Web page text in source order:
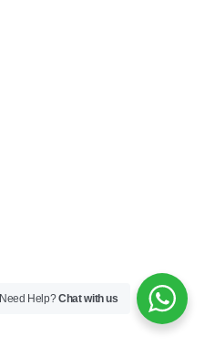
Need Help?Chat with us